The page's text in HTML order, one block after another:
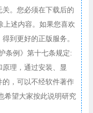
。您必须在下载后的
上述内容。如果您喜欢
到更好的正版服务。
条例》第十七条规定:
理，通过安装、显
，可以不经软件著作
希望大家按此说明研究